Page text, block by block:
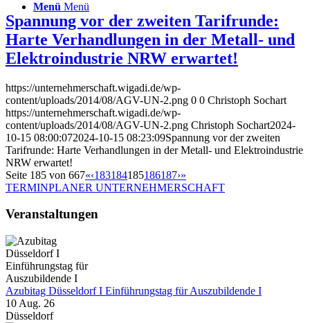
Menü Menü
Spannung vor der zweiten Tarifrunde:
Harte Verhandlungen in der Metall- und
Elektroindustrie NRW erwartet!
https://unternehmerschaft.wigadi.de/wp-
content/uploads/2014/08/AGV-UN-2.png 0 0 Christoph Sochart
https://unternehmerschaft.wigadi.de/wp-
content/uploads/2014/08/AGV-UN-2.png Christoph Sochart2024-
10-15 08:00:072024-10-15 08:23:09Spannung vor der zweiten
Tarifrunde: Harte Verhandlungen in der Metall- und Elektroindustrie
NRW erwartet!
Seite 185 von 667«‹183184185186187›»
TERMINPLANER UNTERNEHMERSCHAFT
Veranstaltungen
Azubitag Düsseldorf I Einführungstag für Auszubildende I
10 Aug. 26
Düsseldorf